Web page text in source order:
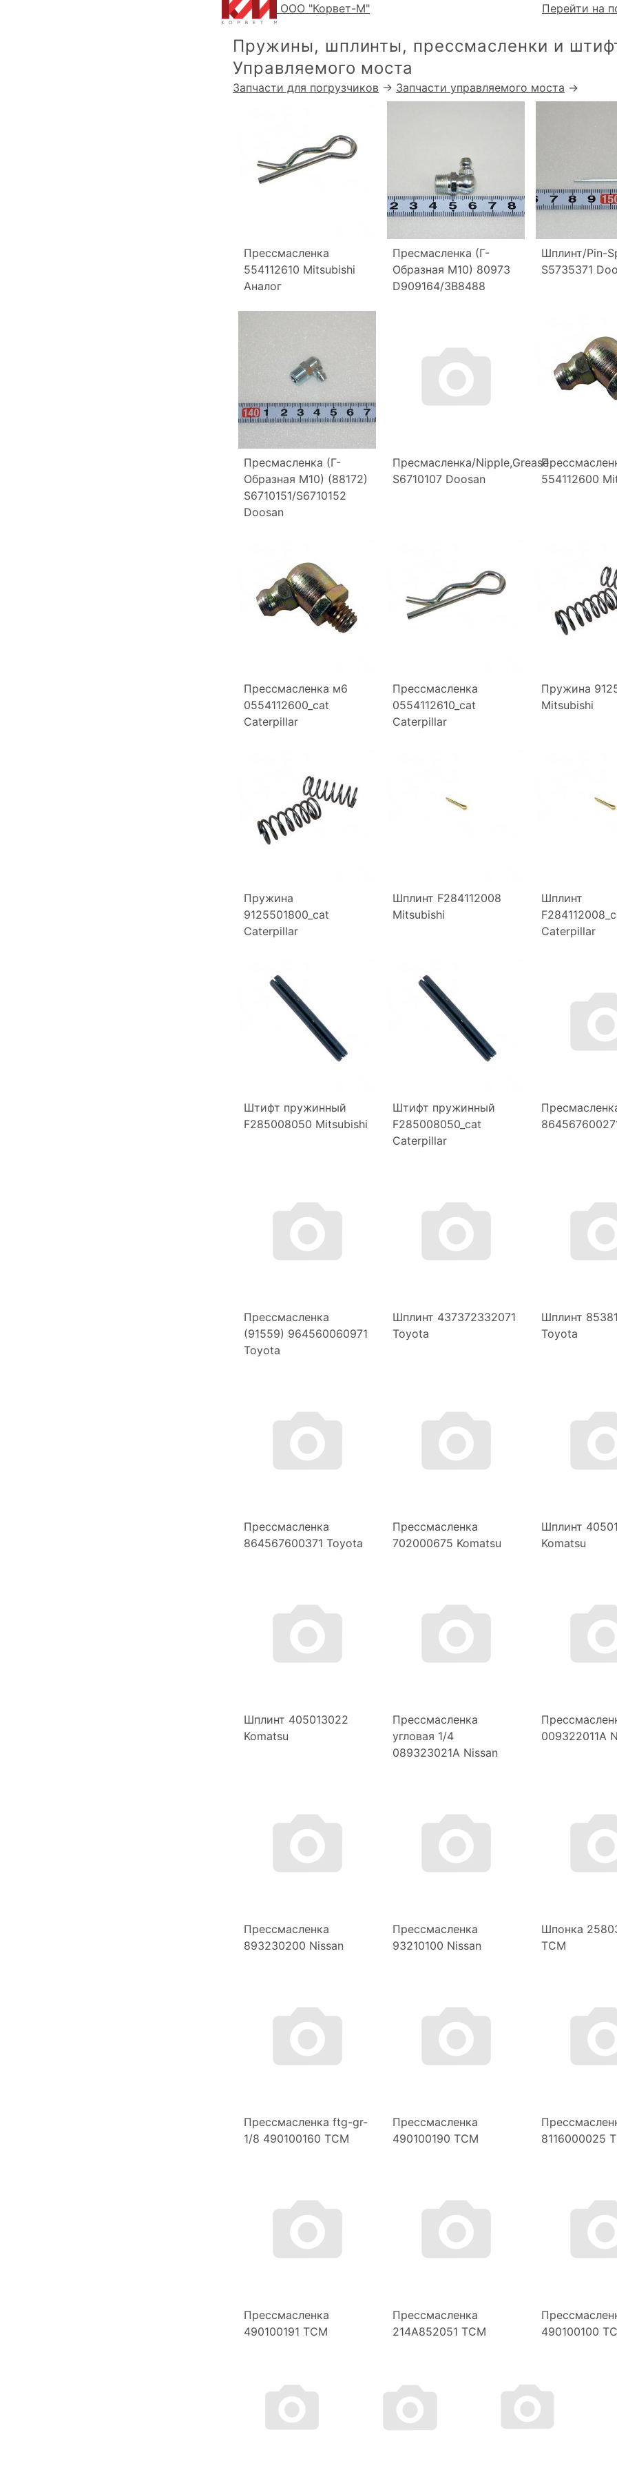
ООО "Корвет-М" Перейти на
Пружины, шплинты, прессмасленки и
Управляемого моста
Запчасти для погрузчиков → Запчасти управляемого моста →
Прессмасленка
554112610 Mitsubishi
Аналог
Пресмасленка (Г-
Образная М10) 80973
D909164/3B8488
Шплинт/Pin-
S5735371
Пресмасленка (Г-
Образная М10) (88172)
S6710151/S6710152
Doosan
Пресмасленка/Nipple,Grease
S6710107 Doosan
554112600
Прессмасленка м6
0554112600_cat
Caterpillar
Прессмасленка
0554112610_cat
Caterpillar
Пружина
Mitsubishi
Пружина
9125501800_cat
Caterpillar
Шплинт F284112008
Mitsubishi
Шплинт
Caterpillar
Штифт пружинный
F285008050 Mitsubishi
Штифт пружинный
F285008050_cat
Caterpillar
Прессмасленка
(91559) 964560060971
Toyota
Шплинт 437372332071
Toyota
Шплинт
Toyota
Прессмасленка
864567600371 Toyota
Прессмасленка
702000675 Komatsu
Шплинт
Komatsu
Шплинт 405013022
Komatsu
Прессмасленка
угловая 1/4
089323021A Nissan
009322011A
Прессмасленка
893230200 Nissan
Прессмасленка
93210100 Nissan
Шпонка
TCM
Прессмасленка ftg-gr-
1/8 490100160 TCM
Прессмасленка
490100190 TCM
8116000025
Прессмасленка
490100191 TCM
Прессмасленка
214A852051 TCM
490100100